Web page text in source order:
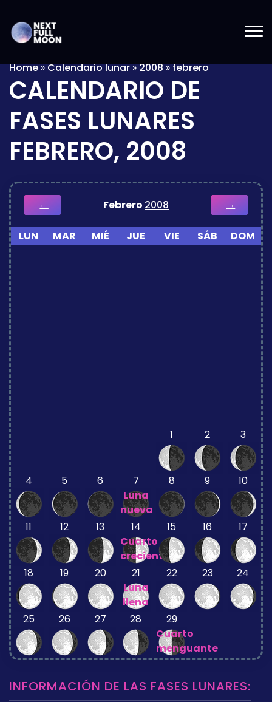
Home»Calendario lunar»2008»febrero
CALENDARIO DE
FASES LUNARES
FEBRERO, 2008
← Febrero 2008 →
LUN MAR MIÉ JUE VIE SÁB DOM
1 2 3
4 5 6
7
Luna
nueva
8 9 10
11 12 13
14
Cuarto
creciente
15 16 17
18 19 20
21
Luna
llena
22 23 24
25 26 27 28
29
Cuarto
menguante
INFORMACIÓN DE LAS FASES LUNARES: